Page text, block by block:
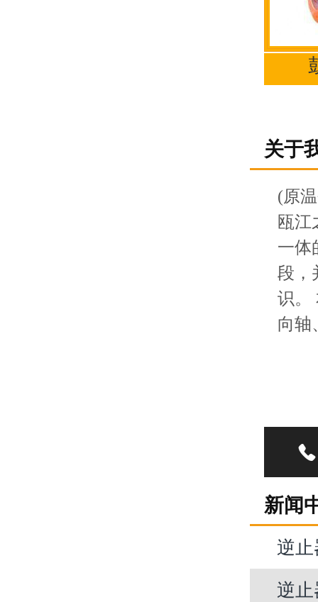
关于
(原
瓯江
一体
段，
识。
向轴

新闻
逆止
逆